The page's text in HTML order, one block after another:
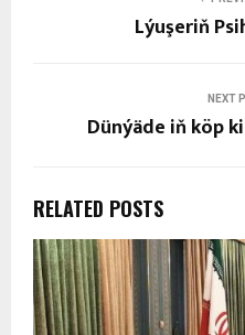
Lýuşeriň
NEXT
Dünýäde iň köp
RELATED POSTS